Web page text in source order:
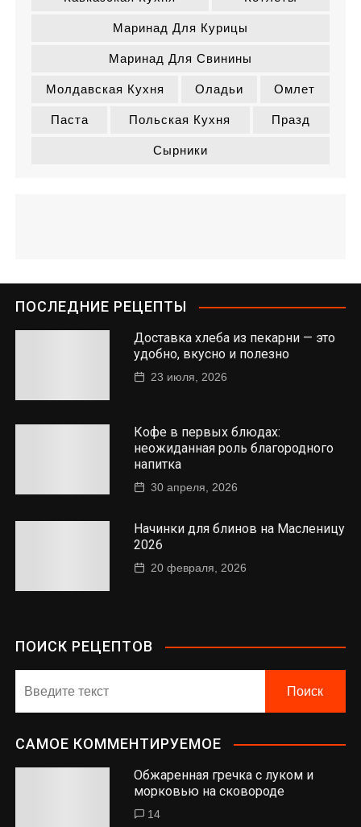
Маринад Для Курицы
Маринад Для Свинины
Молдавская Кухня Оладьи Омлет
Паста Польская Кухня Празд
Сырники
ПОСЛЕДНИЕ РЕЦЕПТЫ
Доставка хлеба из пекарни — это
удобно, вкусно и полезно
23 июля, 2026
Кофе в первых блюдах:
неожиданная роль благородного
напитка
30 апреля, 2026
Начинки для блинов на Масленицу
2026
20 февраля, 2026
ПОИСК РЕЦЕПТОВ
САМОЕ КОММЕНТИРУЕМОЕ
Обжаренная гречка с луком и
морковью на сковороде
14